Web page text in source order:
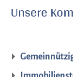
Unsere